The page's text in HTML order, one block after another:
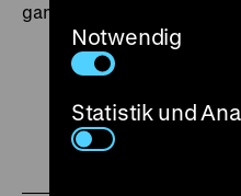
ganze Adenauer-Republik
Notwendig
Statistik und